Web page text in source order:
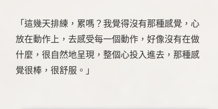
「這幾天排練，累嗎？我覺得沒有那種感覺，心
放在動作上，去感受每一個動作，好像沒有在做
什麼，很自然地呈現，整個心投入進去，那種感
覺很棒，很舒服。」